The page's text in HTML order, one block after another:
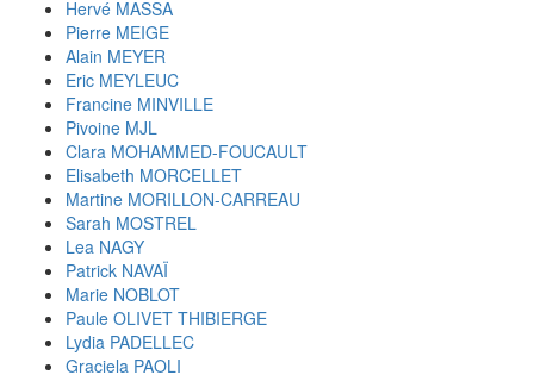
Hervé MASSA
Pierre MEIGE
Alain MEYER
Eric MEYLEUC
Francine MINVILLE
Pivoine MJL
Clara MOHAMMED-FOUCAULT
Elisabeth MORCELLET
Martine MORILLON-CARREAU
Sarah MOSTREL
Lea NAGY
Patrick NAVAÏ
Marie NOBLOT
Paule OLIVET THIBIERGE
Lydia PADELLEC
Graciela PAOLI